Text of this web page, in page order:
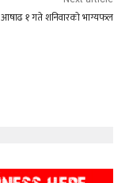
आषाढ १ गते शनिवारको भाग्यफल